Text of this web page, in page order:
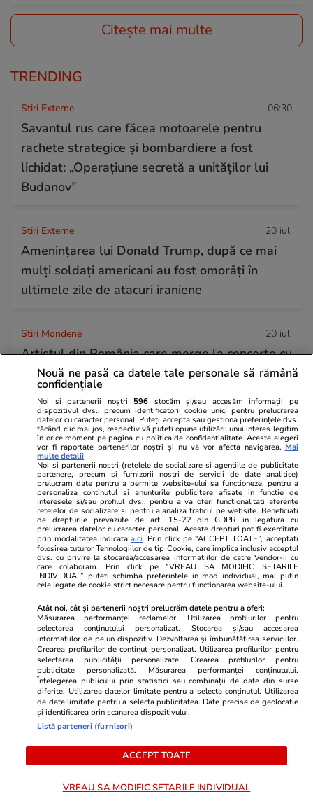
Citește mai multe
TRENDING
Știri Externe 06:30
Savantul rus care făcea motoarele pentru
rachete strategice și bombardiere a fost
lichidat: „Operațiune secretă a unităților lui
Budanov”
Știri Externe 20 iul.
Amenințarea lui Donald Trump, după ce mai
mulți soldați americani au fost omorâți în
ultimele zile de atacuri iraniene
Stiri Mondene 20 iul.
Artistul din România care merge la concerte cu
elicopterul: „Nu este despre lux, ci despre
eficiență”
Horoscop 20 iul.
Horoscop 21 iulie 2026. Taurii au șansa de a
descoperi metode noi de economisire sau de
îmbunătățire a situației financiare
Lifestyle 10:11
Țara europeană care vrea să
interzică bagajele pe scaunele din
tren, chiar și când vagonul este
Lifestyle
Nouă ne pasă ca datele tale personale să rămână
confidențiale
Noi și partenerii noștri 596 stocăm și/sau accesăm informații pe
dispozitivul dvs., precum identificatorii cookie unici pentru prelucrarea
datelor cu caracter personal. Puteți accepta sau gestiona preferințele dvs.
făcând clic mai jos, respectiv vă puteți opune utilizării unui interes legitim
în orice moment pe pagina cu politica de confidențialitate. Aceste alegeri
vor fi raportate partenerilor noștri și nu vă vor afecta navigarea. Mai
multe detalii
Noi si partenerii nostri (retelele de socializare si agentiile de publicitate
partenere, precum si furnizorii nostri de servicii de date analitice)
prelucram date pentru a permite website-ului sa functioneze, pentru a
personaliza continutul si anunturile publicitare afisate in functie de
interesele si/sau profilul dvs., pentru a va oferi functionalitati aferente
retelelor de socializare si pentru a analiza traficul pe website. Beneficiati
de drepturile prevazute de art. 15-22 din GDPR in legatura cu
prelucrarea datelor cu caracter personal. Aceste drepturi pot fi exercitate
prin modalitatea indicataaici. Prin click pe “ACCEPT TOATE”, acceptati
folosirea tuturor Tehnologiilor de tip Cookie, care implica inclusiv acceptul
dvs. cu privire la stocarea/accesarea informatiilor de catre Vendor-ii cu
care colaboram. Prin click pe “VREAU SA MODIFIC SETARILE
INDIVIDUAL” puteti schimba preferintele in mod individual, mai putin
cele legate de cookie strict necesare pentru functionarea website-ului.
Atât noi, cât și partenerii noștri prelucrăm datele pentru a oferi:
Măsurarea performanței reclamelor. Utilizarea profilurilor pentru
selectarea conținutului personalizat. Stocarea și/sau accesarea
informațiilor de pe un dispozitiv. Dezvoltarea și îmbunătățirea serviciilor.
Crearea profilurilor de conținut personalizat. Utilizarea profilurilor pentru
selectarea publicității personalizate. Crearea profilurilor pentru
publicitate personalizată. Măsurarea performanței conținutului.
Înțelegerea publicului prin statistici sau combinații de date din surse
diferite. Utilizarea datelor limitate pentru a selecta conținutul. Utilizarea
de date limitate pentru a selecta publicitatea. Date precise de geolocație
și identificarea prin scanarea dispozitivului.
Listă parteneri (furnizori)
ACCEPT TOATE
VREAU SA MODIFIC SETARILE INDIVIDUAL